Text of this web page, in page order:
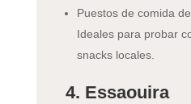
Puestos de comida
Ideales para probar
snacks locales.
4. Essaouira